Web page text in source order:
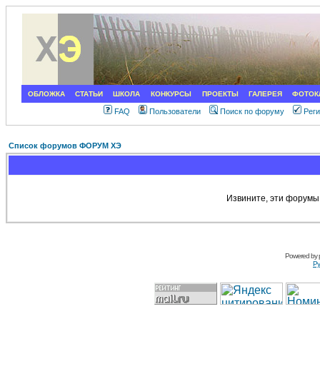
ОБЛОЖКА СТАТЬИ ШКОЛА КОНКУРСЫ ПРОЕКТЫ ГАЛЕРЕЯ
FAQ Пользователи Поиск по форуму
Список форумов ФОРУМ ХЭ
Извините, эти
Powered by